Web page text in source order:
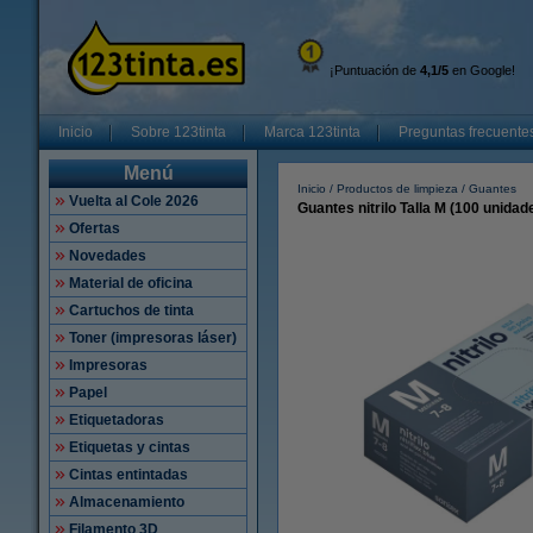
¡Puntuación de 4,1/5 en Google!
Inicio Sobre 123tinta Marca 123tinta Preguntas
Menú
Vuelta al Cole 2026
Ofertas
Novedades
Material de oficina
Cartuchos de tinta
Toner (impresoras láser)
Impresoras
Papel
Etiquetadoras
Etiquetas y cintas
Cintas entintadas
Almacenamiento
Filamento 3D
Inicio Productos de limpieza Guantes
Guantes nitrilo Talla M (100